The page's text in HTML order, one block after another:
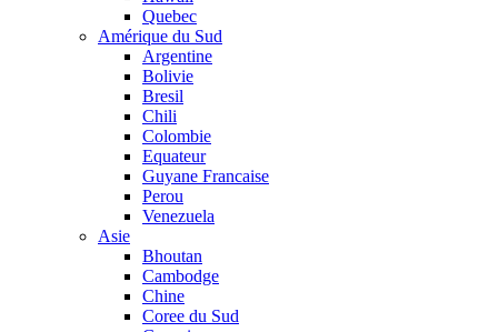
Quebec
Amérique du Sud
Argentine
Bolivie
Bresil
Chili
Colombie
Equateur
Guyane Francaise
Perou
Venezuela
Asie
Bhoutan
Cambodge
Chine
Coree du Sud